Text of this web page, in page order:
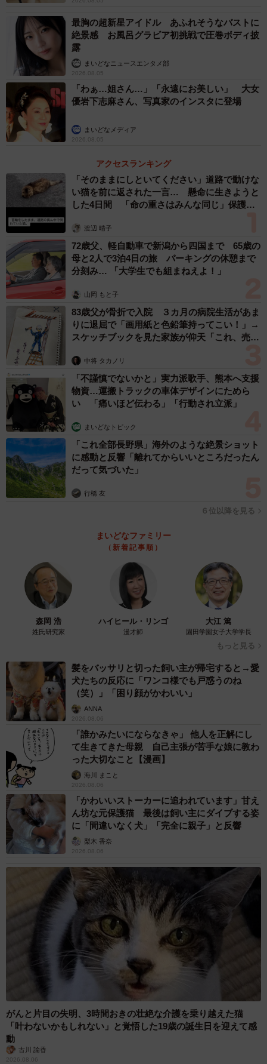
最胸の超新星アイドル あふれそうなバストに
絶景感 お風呂グラビア初挑戦で圧巻ボディ披
露
まいどなニュースエンタメ部
2026.08.05
「わぁ…姐さん…」「永遠にお美しい」 大女
優岩下志麻さん、写真家のインスタに登場
まいどなメディア
2026.08.05
アクセスランキング
「そのままにしといてください」道路で動けな
い猫を前に返された一言… 懸命に生きようと
した4日間 「命の重さはみんな同じ」保護団
渡辺 晴子
72歳父、軽自動車で新潟から四国まで 65歳の
母と2人で3泊4日の旅 パーキングの休憩まで
分刻み… 「大学生でも組まねえよ！」
山岡 もと子
83歳父が骨折で入院 ３カ月の病院生活があま
りに退屈で「画用紙と色鉛筆持ってこい！」→
スケッチブックを見た家族が仰天「これ、売れ
中将 タカノリ
「不謹慎でないかと」実力派歌手、熊本へ支援
物資…運搬トラックの車体デザインにためら
い 「痛いほど伝わる」「行動され立派」
まいどなトピック
「これ全部長野県」海外のような絶景ショット
に感動と反響「離れてからいいところだったん
だって気づいた」
行橋 友
６位以降を見る
まいどなファミリー
（新着記事順）
森岡 浩
姓氏研究家
ハイヒール・リンゴ
漫才師
大江 篤
園田学園女子大学学長
もっと見る
髪をバッサリと切った飼い主が帰宅すると→愛
犬たちの反応に「ワンコ様でも戸惑うのね
（笑）」「困り顔がかわいい」
ANNA
2026.08.06
「誰かみたいにならなきゃ」 他人を正解にし
て生きてきた母親 自己主張が苦手な娘に教わ
った大切なこと【漫画】
海川 まこと
2026.08.06
「かわいいストーカーに追われています」甘え
ん坊な元保護猫 最後は飼い主にダイブする姿
に「間違いなく犬」「完全に親子」と反響
梨木 香奈
2026.08.06
がんと片目の失明、3時間おきの壮絶な介護を乗り越えた猫
「叶わないかもしれない」と覚悟した19歳の誕生日を迎えて感
動
古川 諭香
2026.08.06